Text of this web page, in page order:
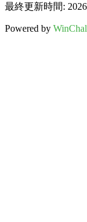
最終更新時間:
Powered by